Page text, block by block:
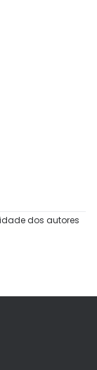
dos autores